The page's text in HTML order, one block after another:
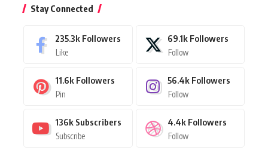
Stay Connected
235.3k Followers
Like
69.1k Followers
Follow
11.6k Followers
Pin
56.4k Followers
Follow
136k Subscribers
Subscribe
4.4k Followers
Follow